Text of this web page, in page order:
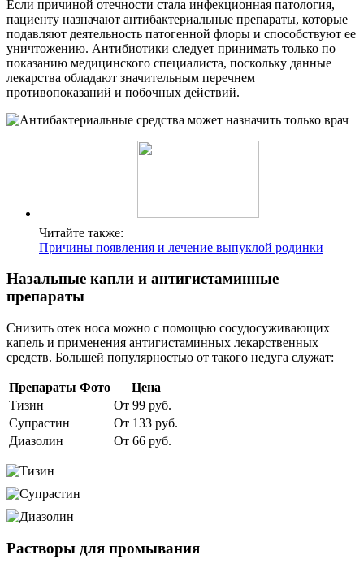
Если причиной отечности стала инфекционная патология,
пациенту назначают антибактериальные препараты, которые
подавляют деятельность патогенной флоры и способствуют ее
уничтожению. Антибиотики следует принимать только по
показанию медицинского специалиста, поскольку данные
лекарства обладают значительным перечнем
противопоказаний и побочных действий.
Читайте также:
Причины появления и лечение выпуклой родинки
Назальные капли и антигистаминные
препараты
Снизить отек носа можно с помощью сосудосуживающих
капель и применения антигистаминных лекарственных
средств. Большей популярностью от такого недуга служат:
Препараты Фото
Цена
Тизин
От 99 руб.
Супрастин
От 133 руб.
Диазолин
От 66 руб.
Растворы для промывания